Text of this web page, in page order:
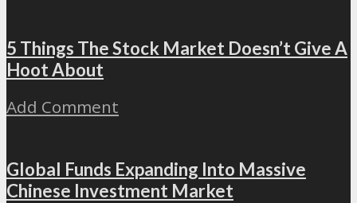
5 Things The Stock Market Doesn’t Give A
Hoot About
Add Comment
Global Funds Expanding Into Massive
Chinese Investment Market